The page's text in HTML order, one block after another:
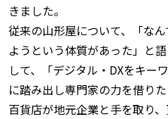
きました。
従来の山形屋について、「な
ようという体質があった」と
して、「デジタル・DXをキー
に踏み出し専門家の力を借り
百貨店が地元企業と手を取り